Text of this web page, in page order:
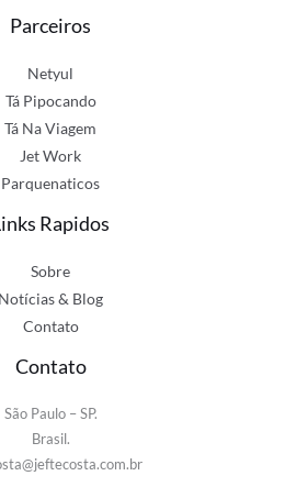
Parceiros
Netyul
Tá Pipocando
Tá Na Viagem
Jet Work
Parquenaticos
Rapidos
Sobre
Notícias & Blog
Contato
Contato
São Paulo – SP.
Brasil.